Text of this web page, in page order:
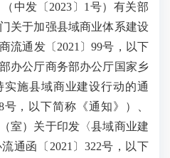
中发〔2023〕1号）有关部
关于加强县域商业体系建设
流通发〔2021〕99号，以下
办公厅商务部办公厅国家乡
施县域商业建设行动的通
，以下简称《通知》）、
室）关于印发〈县域商业建
通函〔2021〕322号，以下